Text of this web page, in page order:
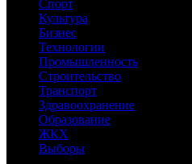
Спорт
Культура
Бизнес
Технологии
Промышленность
Строительство
Транспорт
Здравоохранение
Образование
ЖКХ
Выборы